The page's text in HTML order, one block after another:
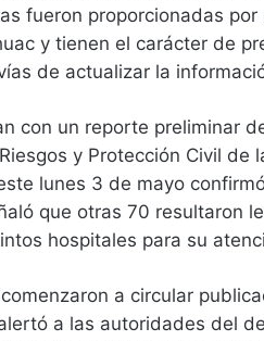
fueron proporcionadas por
y tienen el carácter de
de actualizar la
con un reporte preliminar
y Protección Civil de
lunes 3 de mayo
que otras 70 resultaron
hospitales para su
a circular
a las autoridades del